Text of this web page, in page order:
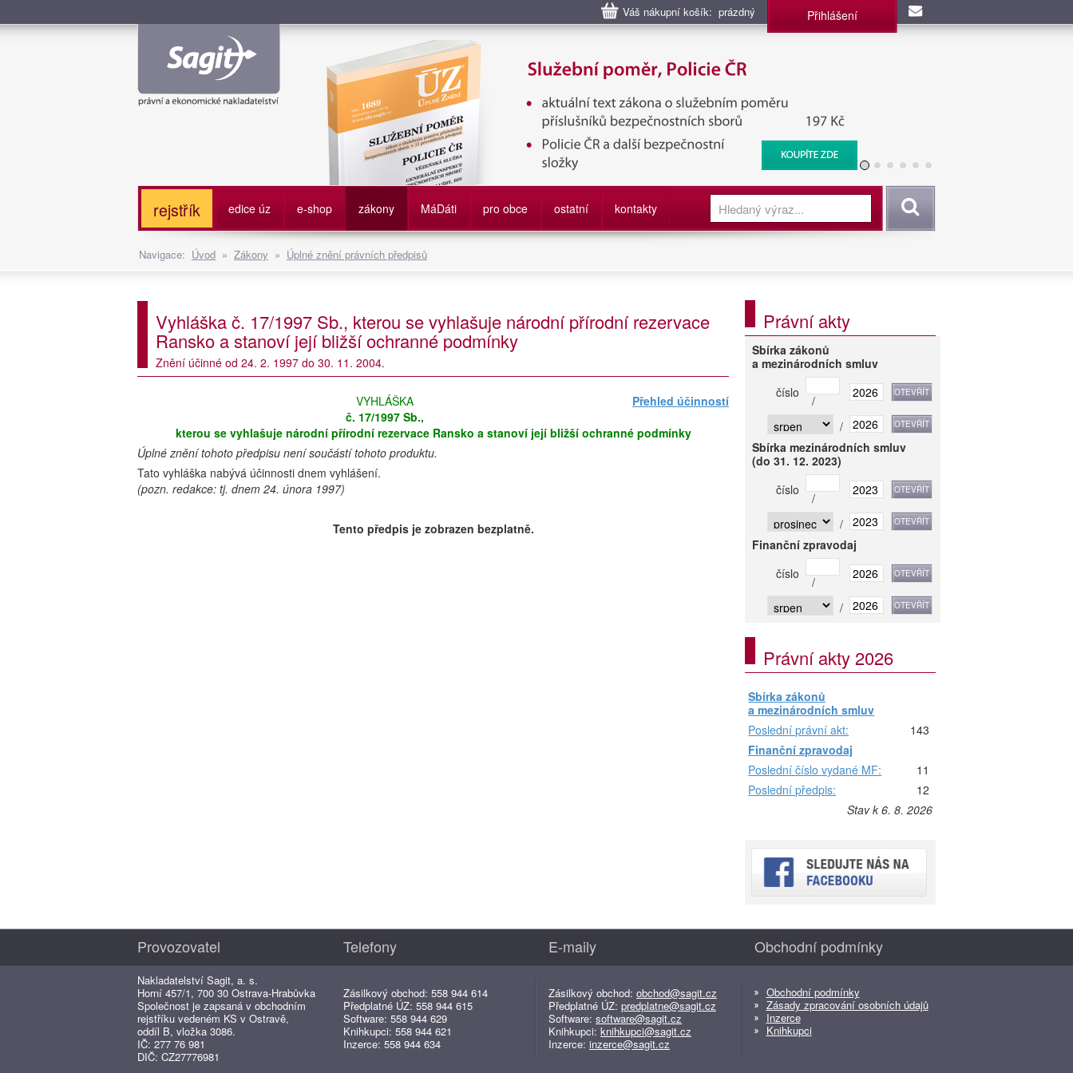
Váš nákupní košík: prázdný Přihlášení
Služební poměr příslušníků bezpečnostních sborů, Policie ČR, Vězeňská služba, BIS, Zpravodajské
služby
rejstřík edice úz e-shop zákony MáDáti pro obce ostatní kontakty Vyhledat
Navigace: Úvod » Zákony » Úplné znění právních předpisů
Vyhláška č. 17/1997 Sb., kterou se vyhlašuje národní přírodní rezervace
Ransko a stanoví její bližší ochranné podmínky
Znění účinné od 24. 2. 1997 do 30. 11. 2004.
Přehled účinností
VYHLÁŠKA
č. 17/1997 Sb.,
kterou se vyhlašuje národní přírodní rezervace Ransko a stanoví její bližší ochranné podmínky
Úplné znění tohoto předpisu není součástí tohoto produktu.
Tato vyhláška nabývá účinnosti dnem vyhlášení.
(pozn. redakce: tj. dnem 24. února 1997)
Tento předpis je zobrazen bezplatně.
Právní akty
Sbírka zákonů
a mezinárodních smluv
číslo
/
/
Sbírka mezinárodních smluv
(do 31. 12. 2023)
číslo
/
/
Finanční zpravodaj
číslo
/
/
Právní akty 2026
Sbírka zákonů
a mezinárodních smluv
Poslední právní akt:
143
Finanční zpravodaj
Poslední číslo vydané MF:
11
Poslední předpis:
12
Stav k 6. 8. 2026
Provozovatel
Nakladatelství Sagit, a. s.
Horní 457/1, 700 30 Ostrava-Hrabůvka
Společnost je zapsaná v obchodním
rejstříku vedeném KS v Ostravě,
oddíl B, vložka 3086.
IČ: 277 76 981
DIČ: CZ27776981
Telefony
Zásilkový obchod: 558 944 614
Předplatné ÚZ: 558 944 615
Software: 558 944 629
Knihkupci: 558 944 621
Inzerce: 558 944 634
E-maily
Zásilkový obchod: obchod@sagit.cz
Předplatné ÚZ: predplatne@sagit.cz
Software: software@sagit.cz
Knihkupci: knihkupci@sagit.cz
Inzerce: inzerce@sagit.cz
Obchodní podmínky
Obchodní podmínky
Zásady zpracování osobních údajů
Inzerce
Knihkupci